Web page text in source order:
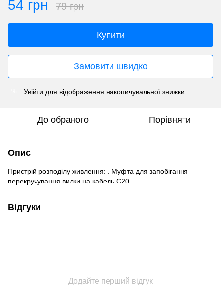
54 грн 79 грн
Купити
Замовити швидко
Увійти для відображення накопичувальної знижки
До обраного Порівняти
Опис
Пристрій розподілу живлення: . Муфта для запобігання
перекручування вилки на кабель C20
Відгуки
Додайте перший відгук